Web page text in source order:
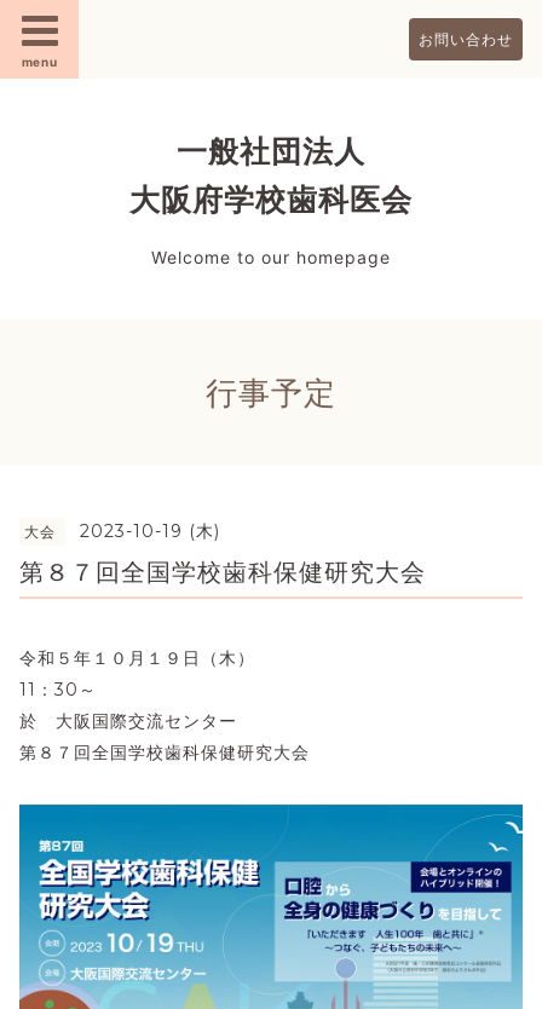
menu
お問い合わせ
一般社団法人
大阪府学校歯科医会
Welcome to our homepage
行事予定
大会 2023-10-19 (木)
第８７回全国学校歯科保健研究大会
令和５年１０月１９日（木）
11：30～
於 大阪国際交流センター
第８７回全国学校歯科保健研究大会